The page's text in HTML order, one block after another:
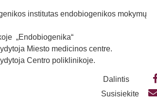
institutas endobiogenikos mokymų
„Endobiogenika“
Miesto medicinos centre.
Centro poliklinikoje.
Dalintis
Susisiekite